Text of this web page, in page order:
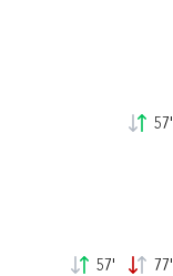
57'
57' 77'